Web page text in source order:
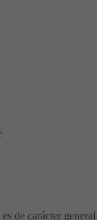
de carácter